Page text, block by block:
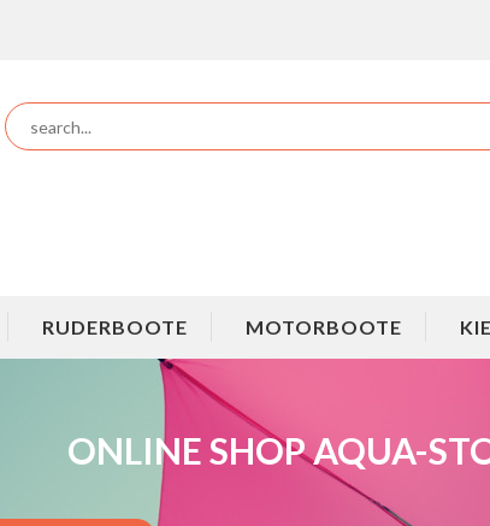
RUDERBOOTE MOTORBOOTE
ONLINE SHOP AQUA-